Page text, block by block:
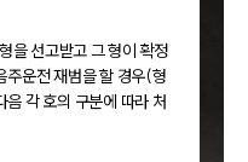
을 선고받고 그 형이 확정
주운전 재범을 할 경우(형
각 호의 구분에 따라 처